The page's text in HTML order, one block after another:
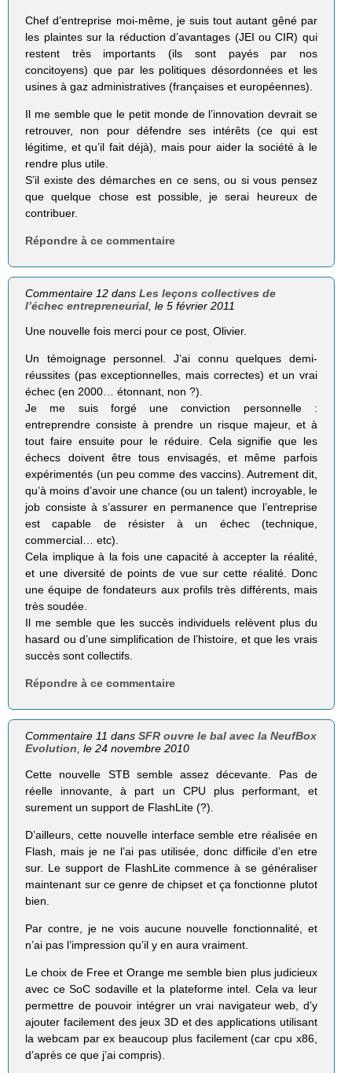
Chef d’entreprise moi-même, je suis tout autant gêné par
les plaintes sur la réduction d’avantages (JEI ou CIR) qui
restent très importants (ils sont payés par nos
concitoyens) que par les politiques désordonnées et les
usines à gaz administratives (françaises et européennes).
Il me semble que le petit monde de l’innovation devrait se
retrouver, non pour défendre ses intérêts (ce qui est
légitime, et qu’il fait déjà), mais pour aider la société à le
rendre plus utile.
S’il existe des démarches en ce sens, ou si vous pensez
que quelque chose est possible, je serai heureux de
contribuer.
Répondre à ce commentaire
Commentaire 12 dansLes leçons collectives de
l’échec entrepreneurial , le 5 février 2011
Une nouvelle fois merci pour ce post, Olivier.
Un témoignage personnel. J’ai connu quelques demi-
réussites (pas exceptionnelles, mais correctes) et un vrai
échec (en 2000… étonnant, non ?).
Je me suis forgé une conviction personnelle :
entreprendre consiste à prendre un risque majeur, et à
tout faire ensuite pour le réduire. Cela signifie que les
échecs doivent être tous envisagés, et même parfois
expérimentés (un peu comme des vaccins). Autrement dit,
qu’à moins d’avoir une chance (ou un talent) incroyable, le
job consiste à s’assurer en permanence que l’entreprise
est capable de résister à un échec (technique,
commercial… etc).
Cela implique à la fois une capacité à accepter la réalité,
et une diversité de points de vue sur cette réalité. Donc
une équipe de fondateurs aux profils très différents, mais
très soudée.
Il me semble que les succès individuels relèvent plus du
hasard ou d’une simplification de l’histoire, et que les vrais
succès sont collectifs.
Répondre à ce commentaire
Commentaire 11 dansSFR ouvre le bal avec la NeufBox
Evolution, le 24 novembre 2010
Cette nouvelle STB semble assez décevante. Pas de
réelle innovante, à part un CPU plus performant, et
surement un support de FlashLite (?).
D’ailleurs, cette nouvelle interface semble etre réalisée en
Flash, mais je ne l’ai pas utilisée, donc difficile d’en etre
sur. Le support de FlashLite commence à se généraliser
maintenant sur ce genre de chipset et ça fonctionne plutot
bien.
Par contre, je ne vois aucune nouvelle fonctionnalité, et
n’ai pas l’impression qu’il y en aura vraiment.
Le choix de Free et Orange me semble bien plus judicieux
avec ce SoC sodaville et la plateforme intel. Cela va leur
permettre de pouvoir intégrer un vrai navigateur web, d’y
ajouter facilement des jeux 3D et des applications utilisant
la webcam par ex beaucoup plus facilement (car cpu x86,
d’après ce que j’ai compris).